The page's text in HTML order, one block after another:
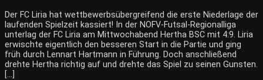
Der FC Liria hat wettbewerbsübergreifend die erste Niederlage der
laufenden Spielzeit kassiert! In der NOFV-Futsal-Regionalliga
unterlag der FC Liria am Mittwochabend Hertha BSC mit 4:9. Liria
erwischte eigentlich den besseren Start in die Partie und ging
früh durch Lennart Hartmann in Führung. Doch anschließend
drehte Hertha richtig auf und drehte das Spiel zu seinen Gunsten.
[…]